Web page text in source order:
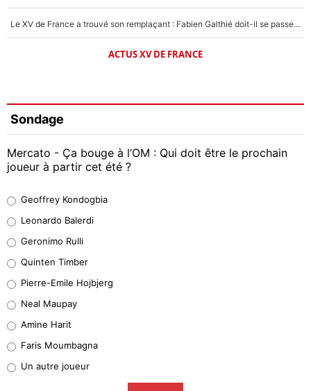
Le XV de France a trouvé son remplaçant : Fabien Galthié doit-il se passer d'Antoine Dupont ?
ACTUS XV DE FRANCE
Sondage
Mercato - Ça bouge à l’OM : Qui doit être le prochain
joueur à partir cet été ?
38%
32%
5%
1%
9%
Geoffrey Kondogbia
Leonardo Balerdi
Geronimo Rulli
Quinten Timber
Pierre-Emile Hojbjerg
Neal Maupay
Amine Harit
Faris Moumbagna
Un autre joueur